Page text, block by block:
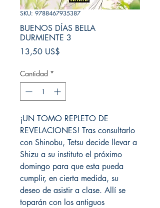
SKU: 9788467935387
BUENOS DÍAS BELLA
DURMIENTE 3
13,50 US$
Cantidad *
¡UN TOMO REPLETO DE
REVELACIONES! Tras consultarlo
con Shinobu, Tetsu decide llevar a
Shizu a su instituto el próximo
domingo para que esta pueda
cumplir, en cierta medida, su
deseo de asistir a clase. Allí se
toparán con los antiguos